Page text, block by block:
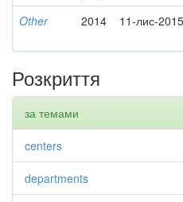
Other 2014 11-лис-2015
Розкриття
за темами
centers
departments